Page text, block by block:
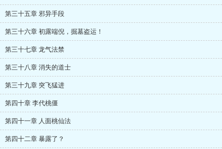
第三十五章 邪异手段
第三十六章 初露端倪，掘墓盗运！
第三十七章 龙气法禁
第三十八章 消失的道士
第三十九章 突飞猛进
第四十章 李代桃僵
第四十一章 人面桃仙法
第四十二章 暴露了？